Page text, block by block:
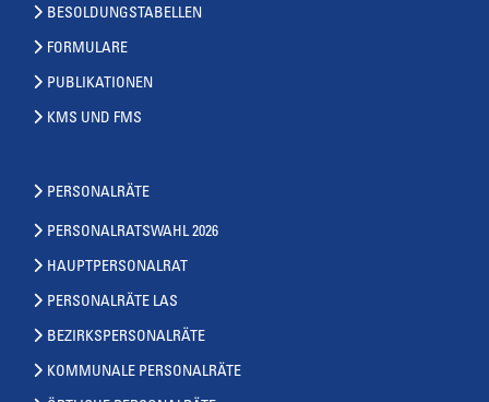
BESOLDUNGSTABELLEN
FORMULARE
PUBLIKATIONEN
KMS UND FMS
PERSONALRÄTE
PERSONALRATSWAHL 2026
HAUPTPERSONALRAT
PERSONALRÄTE LAS
BEZIRKSPERSONALRÄTE
KOMMUNALE PERSONALRÄTE